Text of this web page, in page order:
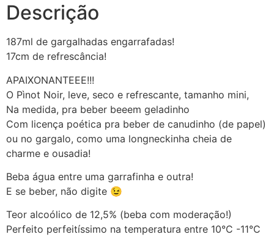
Descrição
187ml de gargalhadas engarrafadas!
17cm de refrescância!
APAIXONANTEEE!!!
O Pìnot Noir, leve, seco e refrescante, tamanho mini,
Na medida, pra beber beeem geladinho
Com licença poética pra beber de canudinho (de papel)
ou no gargalo, como uma longneckinha cheia de
charme e ousadia!
Beba água entre uma garrafinha e outra!
E se beber, não digite 😉
Teor alcoólico de 12,5% (beba com moderação!)
Perfeito perfeitíssimo na temperatura entre 10°C -11°C